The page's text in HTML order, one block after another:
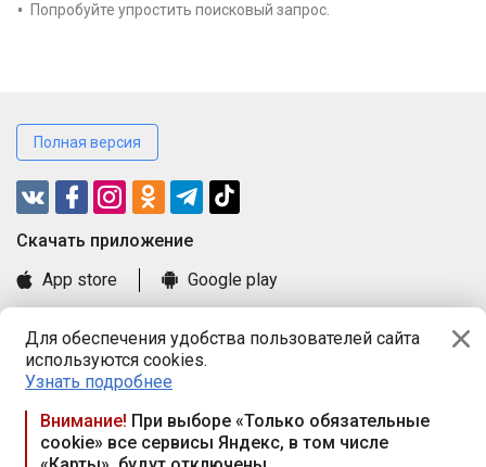
Для обеспечения удобства пользователей сайта
используются cookies.
Узнать подробнее
Внимание! При выборе «Только обязательные
cookie» все сервисы Яндекс, в том числе
Попробуйте упростить поисковый запрос.
Полная версия
Cкачать приложение
App store
Google play
Книга замечаний и предложений
Правила и документы
Praca.by © 2000—2026, ООО «ПРАЦА БАЙ»
Республика Беларусь, 220114, г. Минск, пр-т Независимости
117а, пом. № 9.